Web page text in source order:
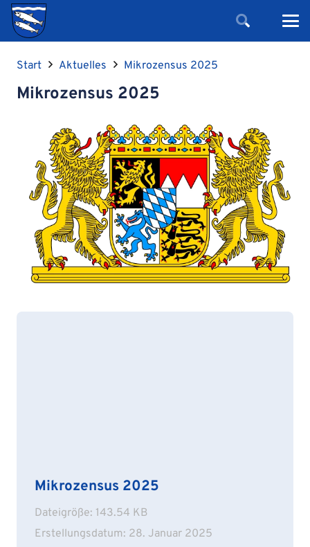
Start Aktuelles Mikrozensus 2025
Mikrozensus 2025
Mikrozensus 2025
Dateigröße: 143.54 KB
Erstellungsdatum: 28. Januar 2025